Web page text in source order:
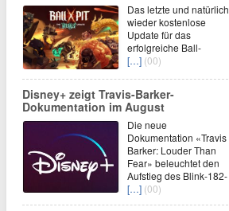
Das letzte und natürlich
wieder kostenlose
Update für das
erfolgreiche Ball-
[…] (00)
Disney+ zeigt Travis-Barker-
Dokumentation im August
Die neue
Dokumentation «Travis
Barker: Louder Than
Fear» beleuchtet den
Aufstieg des Blink-182-
[…] (00)